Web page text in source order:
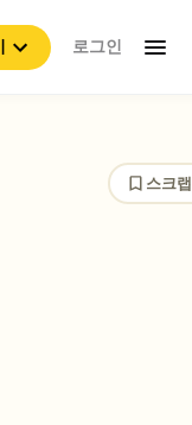
로그인
스크랩